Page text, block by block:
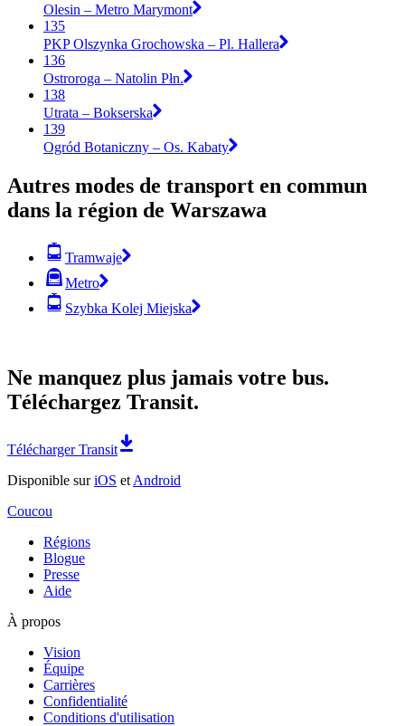
Olesin – Metro Marymont
135
PKP Olszynka Grochowska – Pl. Hallera
136
Ostroroga – Natolin Płn.
138
Utrata – Bokserska
139
Ogród Botaniczny – Os. Kabaty
Autres modes de transport en commun
dans la région de Warszawa
Tramwaje
Metro
Szybka Kolej Miejska
Ne manquez plus jamais votre bus.
Téléchargez Transit.
Télécharger Transit
Disponible suriOS et Android
Coucou
Régions
Blogue
Presse
Aide
À propos
Vision
Équipe
Carrières
Confidentialité
Conditions d'utilisation